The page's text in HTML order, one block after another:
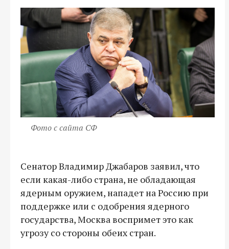
Фото с сайта СФ
Сенатор Владимир Джабаров заявил, что
если какая-либо страна, не обладающая
ядерным оружием, нападет на Россию при
поддержке или с одобрения ядерного
государства, Москва воспримет это как
угрозу со стороны обеих стран.